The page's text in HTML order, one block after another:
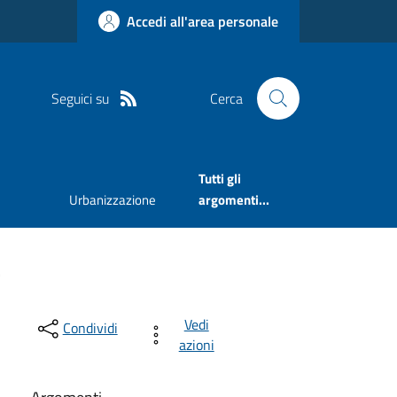
Accedi all'area personale
Seguici su Cerca
Urbanizzazione
Tutti gli
argomenti...
Condividi
Vedi
azioni